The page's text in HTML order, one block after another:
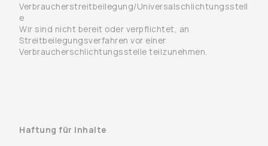
Verbraucherstreitbeilegung/Universalschlichtungsstell
e
Wir sind nicht bereit oder verpflichtet, an
Streitbeilegungsverfahren vor einer
Verbraucherschlichtungsstelle teilzunehmen.
Haftung für Inhalte